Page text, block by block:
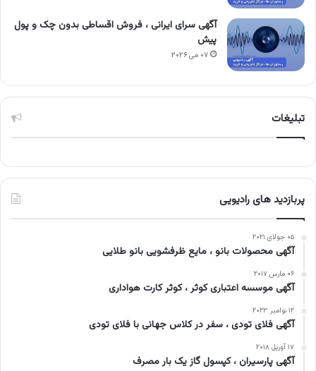
آگهی سرای ایرانی ، فروش اقساطی بدون چک و پول
پیش
۰۷ می ۲۰۲۶
تبلیغات
پربازدید های رادیویی
۰۵ جولای ۲۰۲۱
آگهی محصولات بانو ، مایع ظرفشویی بانو طلایی
۰۶ مارس ۲۰۱۷
آگهی موسسه اعتباری کوثر ، کوثر کارت هواداری
۱۲ نوامبر ۲۰۲۳
آگهی فلای تودی ، سفر در کلاس جهانی با فلای تودی
۱۷ آوریل ۲۰۱۸
آگهی پارسیران ، کپسول گاز یک بار مصرف